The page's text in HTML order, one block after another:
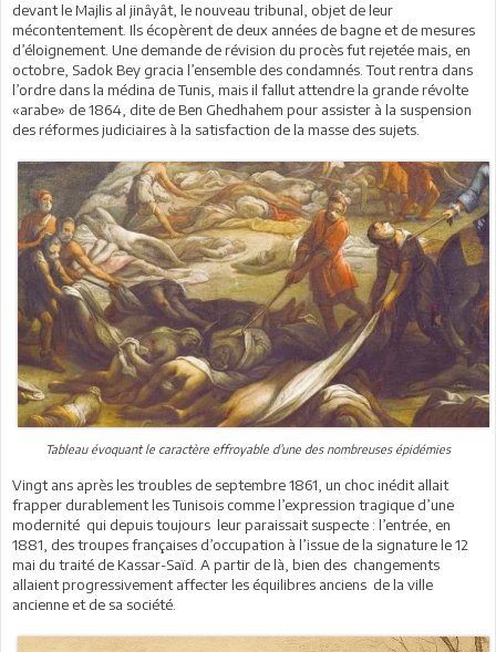
devant le Majlis al jinâyât, le nouveau tribunal, objet de leur
mécontentement. Ils écopèrent de deux années de bagne et de mesures
d’éloignement. Une demande de révision du procès fut rejetée mais, en
octobre, Sadok Bey gracia l’ensemble des condamnés. Tout rentra dans
l’ordre dans la médina de Tunis, mais il fallut attendre la grande révolte
«arabe» de 1864, dite de Ben Ghedhahem pour assister à la suspension
des réformes judiciaires à la satisfaction de la masse des sujets.
Tableau évoquant le caractère effroyable d’une des nombreuses épidémies
Vingt ans après les troubles de septembre 1861, un choc inédit allait
frapper durablement les Tunisois comme l’expression tragique d’une
modernité qui depuis toujours leur paraissait suspecte : l’entrée, en
1881, des troupes françaises d’occupation à l’issue de la signature le 12
mai du traité de Kassar-Saïd. A partir de là, bien des changements
allaient progressivement affecter les équilibres anciens de la ville
ancienne et de sa société.